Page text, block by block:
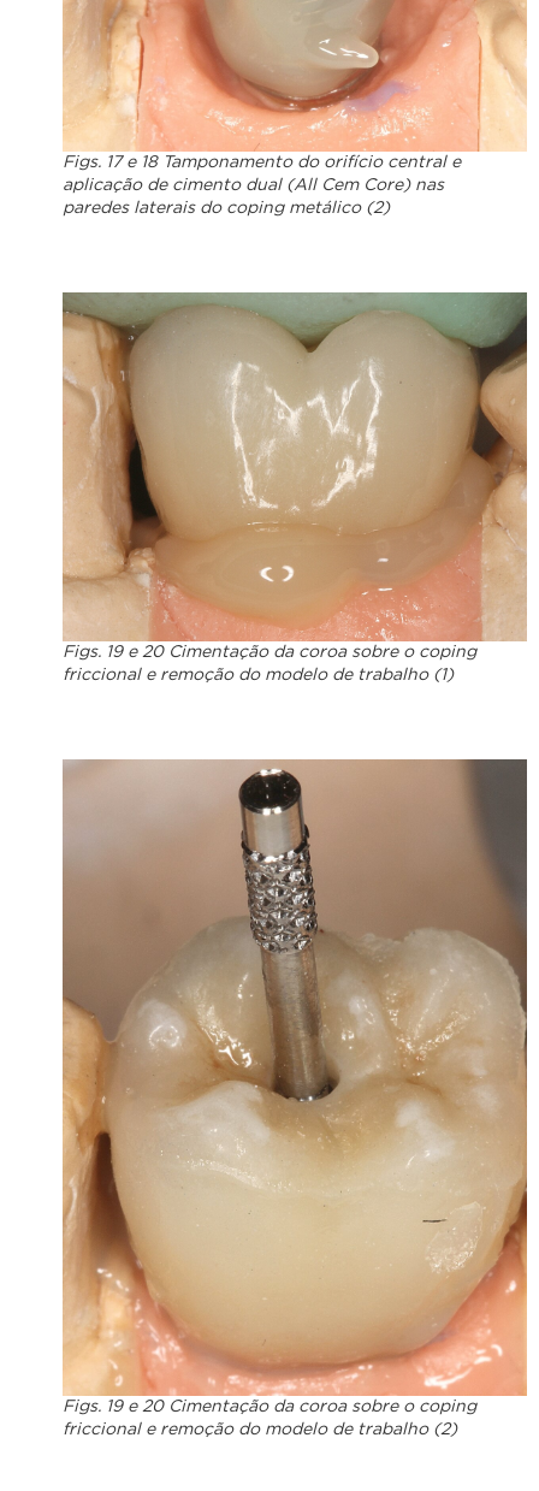
Figs. 17 e 18 Tamponamento do orifício central e
aplicação de cimento dual (All Cem Core) nas
paredes laterais do coping metálico (2)
Figs. 19 e 20 Cimentação da coroa sobre o coping
friccional e remoção do modelo de trabalho (1)
Figs. 19 e 20 Cimentação da coroa sobre o coping
friccional e remoção do modelo de trabalho (2)